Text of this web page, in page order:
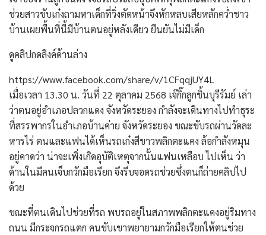
ช่วยสาวขับเก๋งถามหาเด็กที่วิ่งตัดหน้าจึงหักหลบเสียหลักคว่ำชาว
บ้านเผยพื้นที่นี้มีบ้านตนอยู่หลังเดียว ยืนยันไม่มีเด็ก
ดูคลิปกดลิงค์ด้านล่าง
https://www.facebook.com/share/v/1CFqqjUY4L
เมื่อเวลา 13.30 น. วันที่ 22 ตุลาคม 2568 เจ๊กิ๊กลูกชิ้นบุรีรัมย์ เล่า
ว่าตนอยู่อำเภอปลวกแดง จังหวัดระยอง กำลังจะเดินทางไปทำธุระ
ที่สรรพากรในอำเภอบ้านค่าย จังหวัดระยอง ขณะขับรถผ่านวัดละ
หารไร่ ตนและแฟนได้เห็นรถเก๋งสีขาวพลิกตะแคง ล้อกำลังหมุน
อยู่คาดว่า น่าจะเพิ่งเกิดอุบัติเหตุจากนั้นแฟนเหลือบ ไปเห็น ว่า
ด้านในมีคนเจ็บกวักมือเรียก จึงรีบจอดรถช่วยซึ่งตนก็ถ่ายคลิปไป
ด้วย
ขณะที่ตนเดินไปช่วยที่รถ พบรถอยู่ในสภาพพลิกตะแคงอยู่ริมทาง
ถนน มีกระจกรถแตก คนขับเขาพยายามกวักมือเรียกให้ตนช่วย